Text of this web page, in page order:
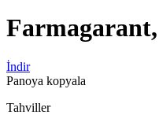
İndir
Panoya kopyala
Tahviller